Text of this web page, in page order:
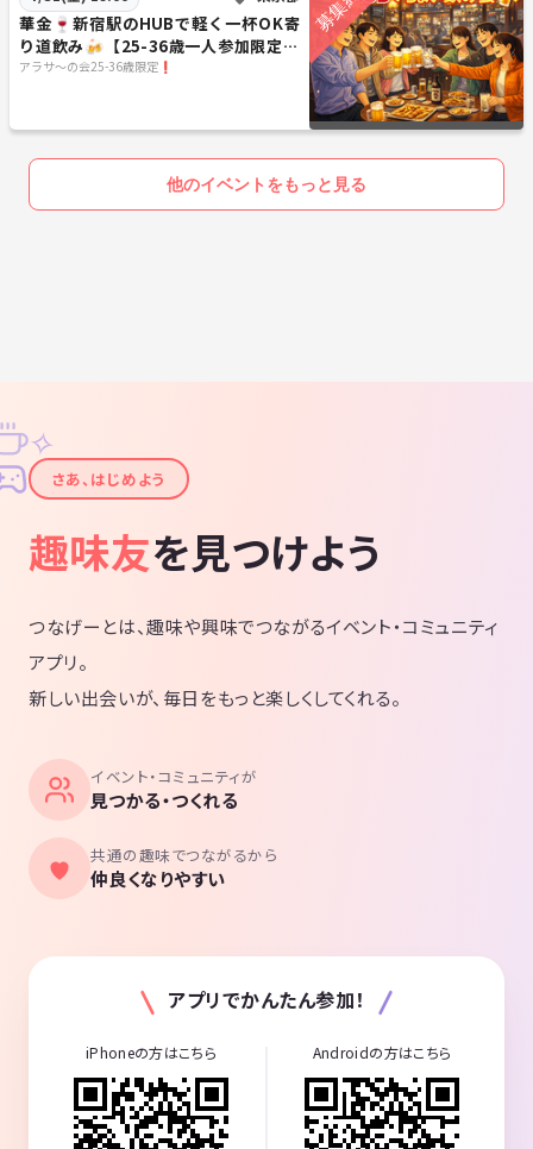
華金🍷新宿駅のHUBで軽く一杯OK寄
り道飲み🍻【25-36歳一人参加限定】
途中参加退出ノンアルOK🙆‍♀️
アラサ〜の会25-36歳限定❗️
他のイベントをもっと見る
✦
✧
さあ、はじめよう
趣味友を見つけよう
つなげーとは、趣味や興味でつながるイベント・コミュニティ
アプリ。
新しい出会いが、毎日をもっと楽しくしてくれる。
イベント・コミュニティが
見つかる・つくれる
共通の趣味でつながるから
仲良くなりやすい
アプリでかんたん参加！
iPhoneの方はこちら Androidの方はこちら